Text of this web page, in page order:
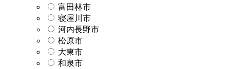
富田林市
寝屋川市
河内長野市
松原市
大東市
和泉市